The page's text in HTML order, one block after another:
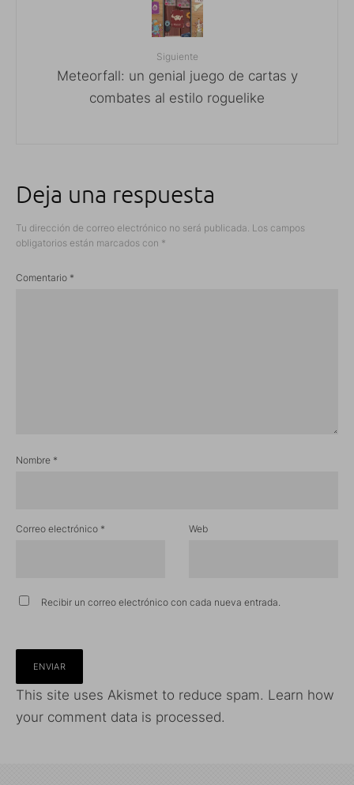
Siguiente
Meteorfall: un genial juego de cartas y
combates al estilo roguelike
Deja una respuesta
Tu dirección de correo electrónico no será publicada. Los campos
obligatorios están marcados con *
Comentario *
Nombre *
Correo electrónico * Web
Recibir un correo electrónico con cada nueva entrada.
This site uses Akismet to reduce spam. Learn how
your comment data is processed.